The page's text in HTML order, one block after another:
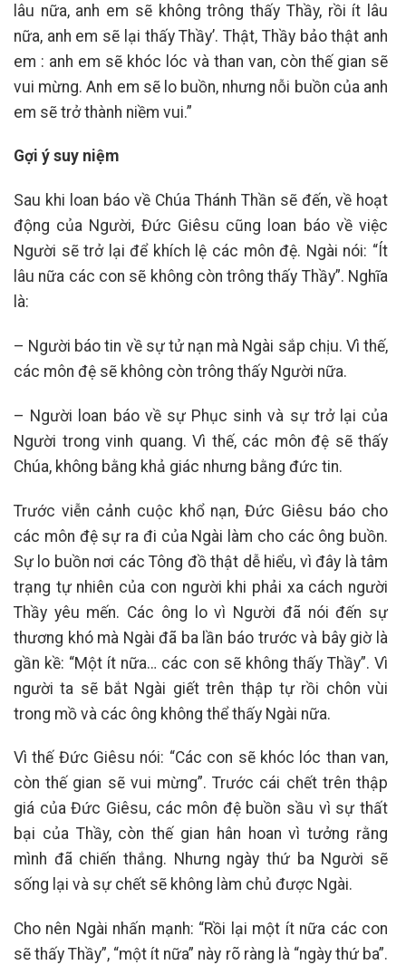
lâu nữa, anh em sẽ không trông thấy Thầy, rồi ít lâu
nữa, anh em sẽ lại thấy Thầy’. Thật, Thầy bảo thật anh
em : anh em sẽ khóc lóc và than van, còn thế gian sẽ
vui mừng. Anh em sẽ lo buồn, nhưng nỗi buồn của anh
em sẽ trở thành niềm vui.”
Gợi ý suy niệm
Sau khi loan báo về Chúa Thánh Thần sẽ đến, về hoạt
động của Người, Đức Giêsu cũng loan báo về việc
Người sẽ trở lại để khích lệ các môn đệ. Ngài nói: “Ít
lâu nữa các con sẽ không còn trông thấy Thầy”. Nghĩa
là:
– Người báo tin về sự tử nạn mà Ngài sắp chịu. Vì thế,
các môn đệ sẽ không còn trông thấy Người nữa.
– Người loan báo về sự Phục sinh và sự trở lại của
Người trong vinh quang. Vì thế, các môn đệ sẽ thấy
Chúa, không bằng khả giác nhưng bằng đức tin.
Trước viễn cảnh cuộc khổ nạn, Đức Giêsu báo cho
các môn đệ sự ra đi của Ngài làm cho các ông buồn.
Sự lo buồn nơi các Tông đồ thật dễ hiểu, vì đây là tâm
trạng tự nhiên của con người khi phải xa cách người
Thầy yêu mến. Các ông lo vì Người đã nói đến sự
thương khó mà Ngài đã ba lần báo trước và bây giờ là
gần kề: “Một ít nữa… các con sẽ không thấy Thầy”. Vì
người ta sẽ bắt Ngài giết trên thập tự rồi chôn vùi
trong mồ và các ông không thể thấy Ngài nữa.
Vì thế Đức Giêsu nói: “Các con sẽ khóc lóc than van,
còn thế gian sẽ vui mừng”. Trước cái chết trên thập
giá của Đức Giêsu, các môn đệ buồn sầu vì sự thất
bại của Thầy, còn thế gian hân hoan vì tưởng rằng
mình đã chiến thắng. Nhưng ngày thứ ba Người sẽ
sống lại và sự chết sẽ không làm chủ được Ngài.
Cho nên Ngài nhấn mạnh: “Rồi lại một ít nữa các con
sẽ thấy Thầy”, “một ít nữa” này rõ ràng là “ngày thứ ba”.